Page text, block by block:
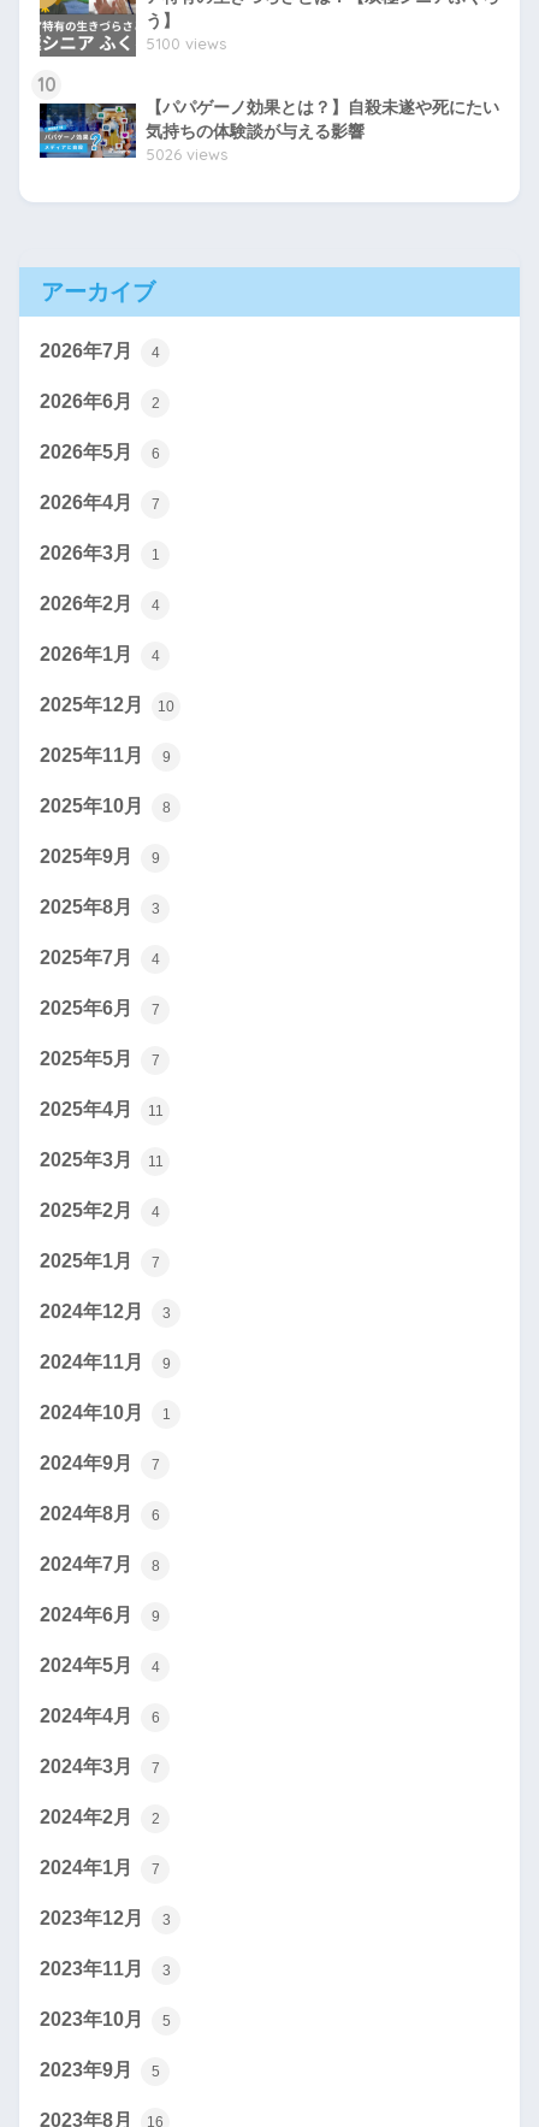
う】
5100 views
10
【パパゲーノ効果とは？】自殺未遂や死にたい
気持ちの体験談が与える影響
5026 views
アーカイブ
2026年7月 4
2026年6月 2
2026年5月 6
2026年4月 7
2026年3月 1
2026年2月 4
2026年1月 4
2025年12月 10
2025年11月 9
2025年10月 8
2025年9月 9
2025年8月 3
2025年7月 4
2025年6月 7
2025年5月 7
2025年4月 11
2025年3月 11
2025年2月 4
2025年1月 7
2024年12月 3
2024年11月 9
2024年10月 1
2024年9月 7
2024年8月 6
2024年7月 8
2024年6月 9
2024年5月 4
2024年4月 6
2024年3月 7
2024年2月 2
2024年1月 7
2023年12月 3
2023年11月 3
2023年10月 5
2023年9月 5
2023年8月 16